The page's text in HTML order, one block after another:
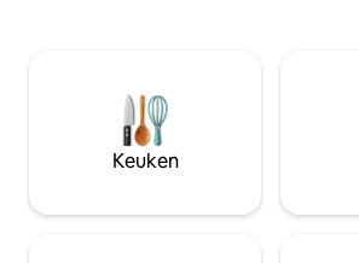
verwelkomd in een ruimte die is
samengesteld voor rust en ontspanning,
hetzij via een rustig toevluchtsoord voor
de kunsten of een uitstapje met familie
Keuken